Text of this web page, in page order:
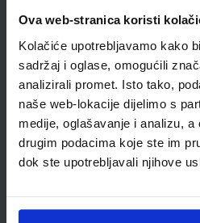
Ova web-stranica koristi
Kolačiće upotrebljavamo kako
sadržaj i oglase, omogućili
analizirali promet. Isto tako,
naše web-lokacije dijelimo s
medije, oglašavanje i analizu,
drugim podacima koje ste im
dok ste upotrebljavali njihove
SKU:567060
ŠIFRA OMOTA:
Udžbenik
MOJ SRETNI BROJ 2; udžbenik
digitalnim sadržajima u drugom